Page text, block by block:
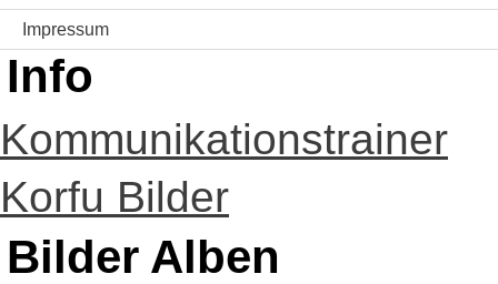
Impressum
Info
Kommunikationstrainer
Korfu Bilder
Bilder Alben